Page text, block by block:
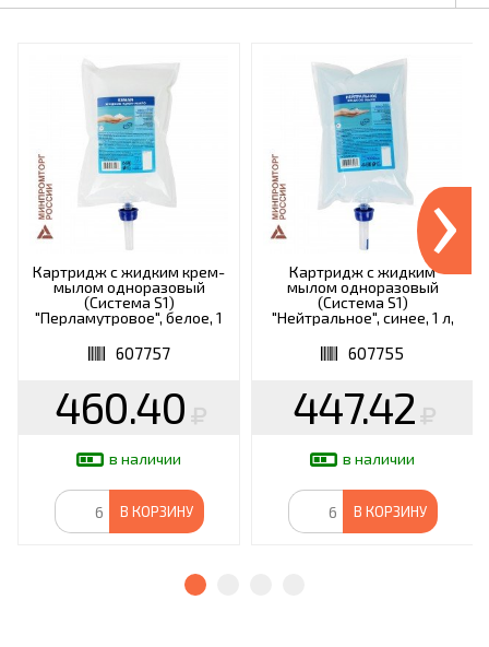
Картридж с жидким крем-
мылом одноразовый
(Система S1)
"Перламутровое", белое, 1
607757
460.40
в наличии
В КОРЗИНУ
Картридж с жидким
мылом одноразовый
(Система S1)
"Нейтральное", синее, 1 л,
607755
447.42
в наличии
В КОРЗИНУ
›